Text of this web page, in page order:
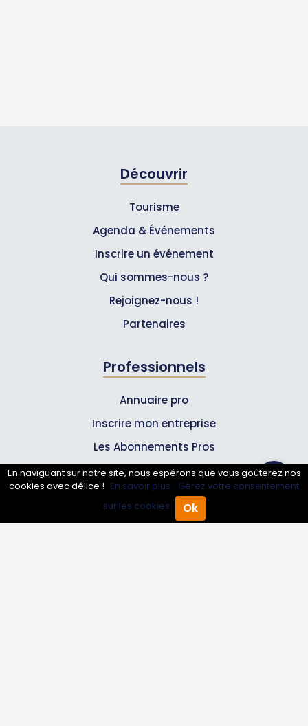
Annuaire Pro Agenda
Découvrir
Tourisme
Agenda & Événements
Inscrire un événement
Qui sommes-nous ?
Rejoignez-nous !
Partenaires
Professionnels
Annuaire pro
Inscrire mon entreprise
Les Abonnements Pros
Infos
Mentions légales et CGV
En naviguant sur notre site, nous espérons que vous goûterez nos
cookies avec délice ! En savoir plus. Gérez votre consentement
sur les cookies.
Ok